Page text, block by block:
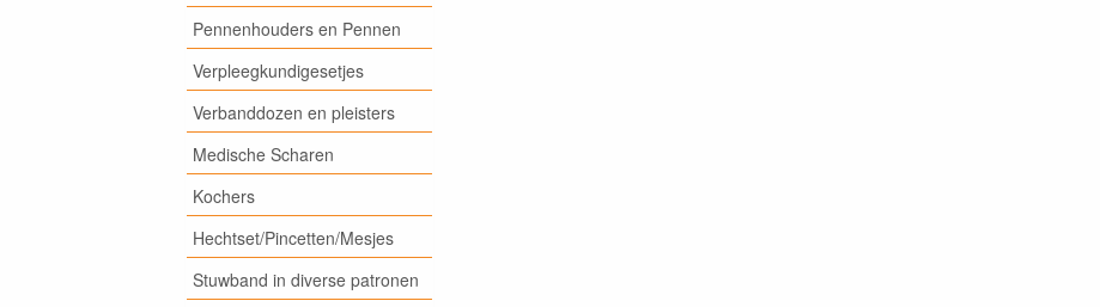
Pennenhouders en Pennen
Verpleegkundigesetjes
Verbanddozen en pleisters
Medische Scharen
Kochers
Hechtset/Pincetten/Mesjes
Stuwband in diverse patronen